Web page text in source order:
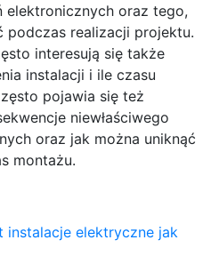
oraz tego,
podczas realizacji projektu.
interesują się także
instalacji i ile czasu
pojawia się też
niewłaściwego
oraz jak można uniknąć
montażu.
instalacje elektryczne jak